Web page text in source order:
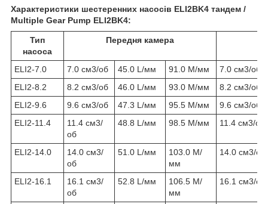
Характеристики шестеренних насосів ELI2BK4 тандем /
Multiple Gear Pump ELI2BK4:
Тип
насоса
Передня камера
ELI2-7.0 7.0 см3/об 45.0 L/мм 91.0 М/мм
7.0 см3/об
ELI2-8.2
8.2 см3/об 46.0 L/мм 93.0 М/мм
8.2 см3/об
ELI2-9.6
9.6 см3/об 47.3 L/мм 95.5 М/мм
9.6 см3/об
ELI2-11.4
11.4 см3/
об
48.8 L/мм 98.5 М/мм 11.4 см3/об
ELI2-14.0
14.0 см3/
об
51.0 L/мм
103.0 М/
мм
14.0 см3/об
ELI2-16.1
16.1 см3/
об
52.8 L/мм
106.5 М/
мм
16.1 см3/об